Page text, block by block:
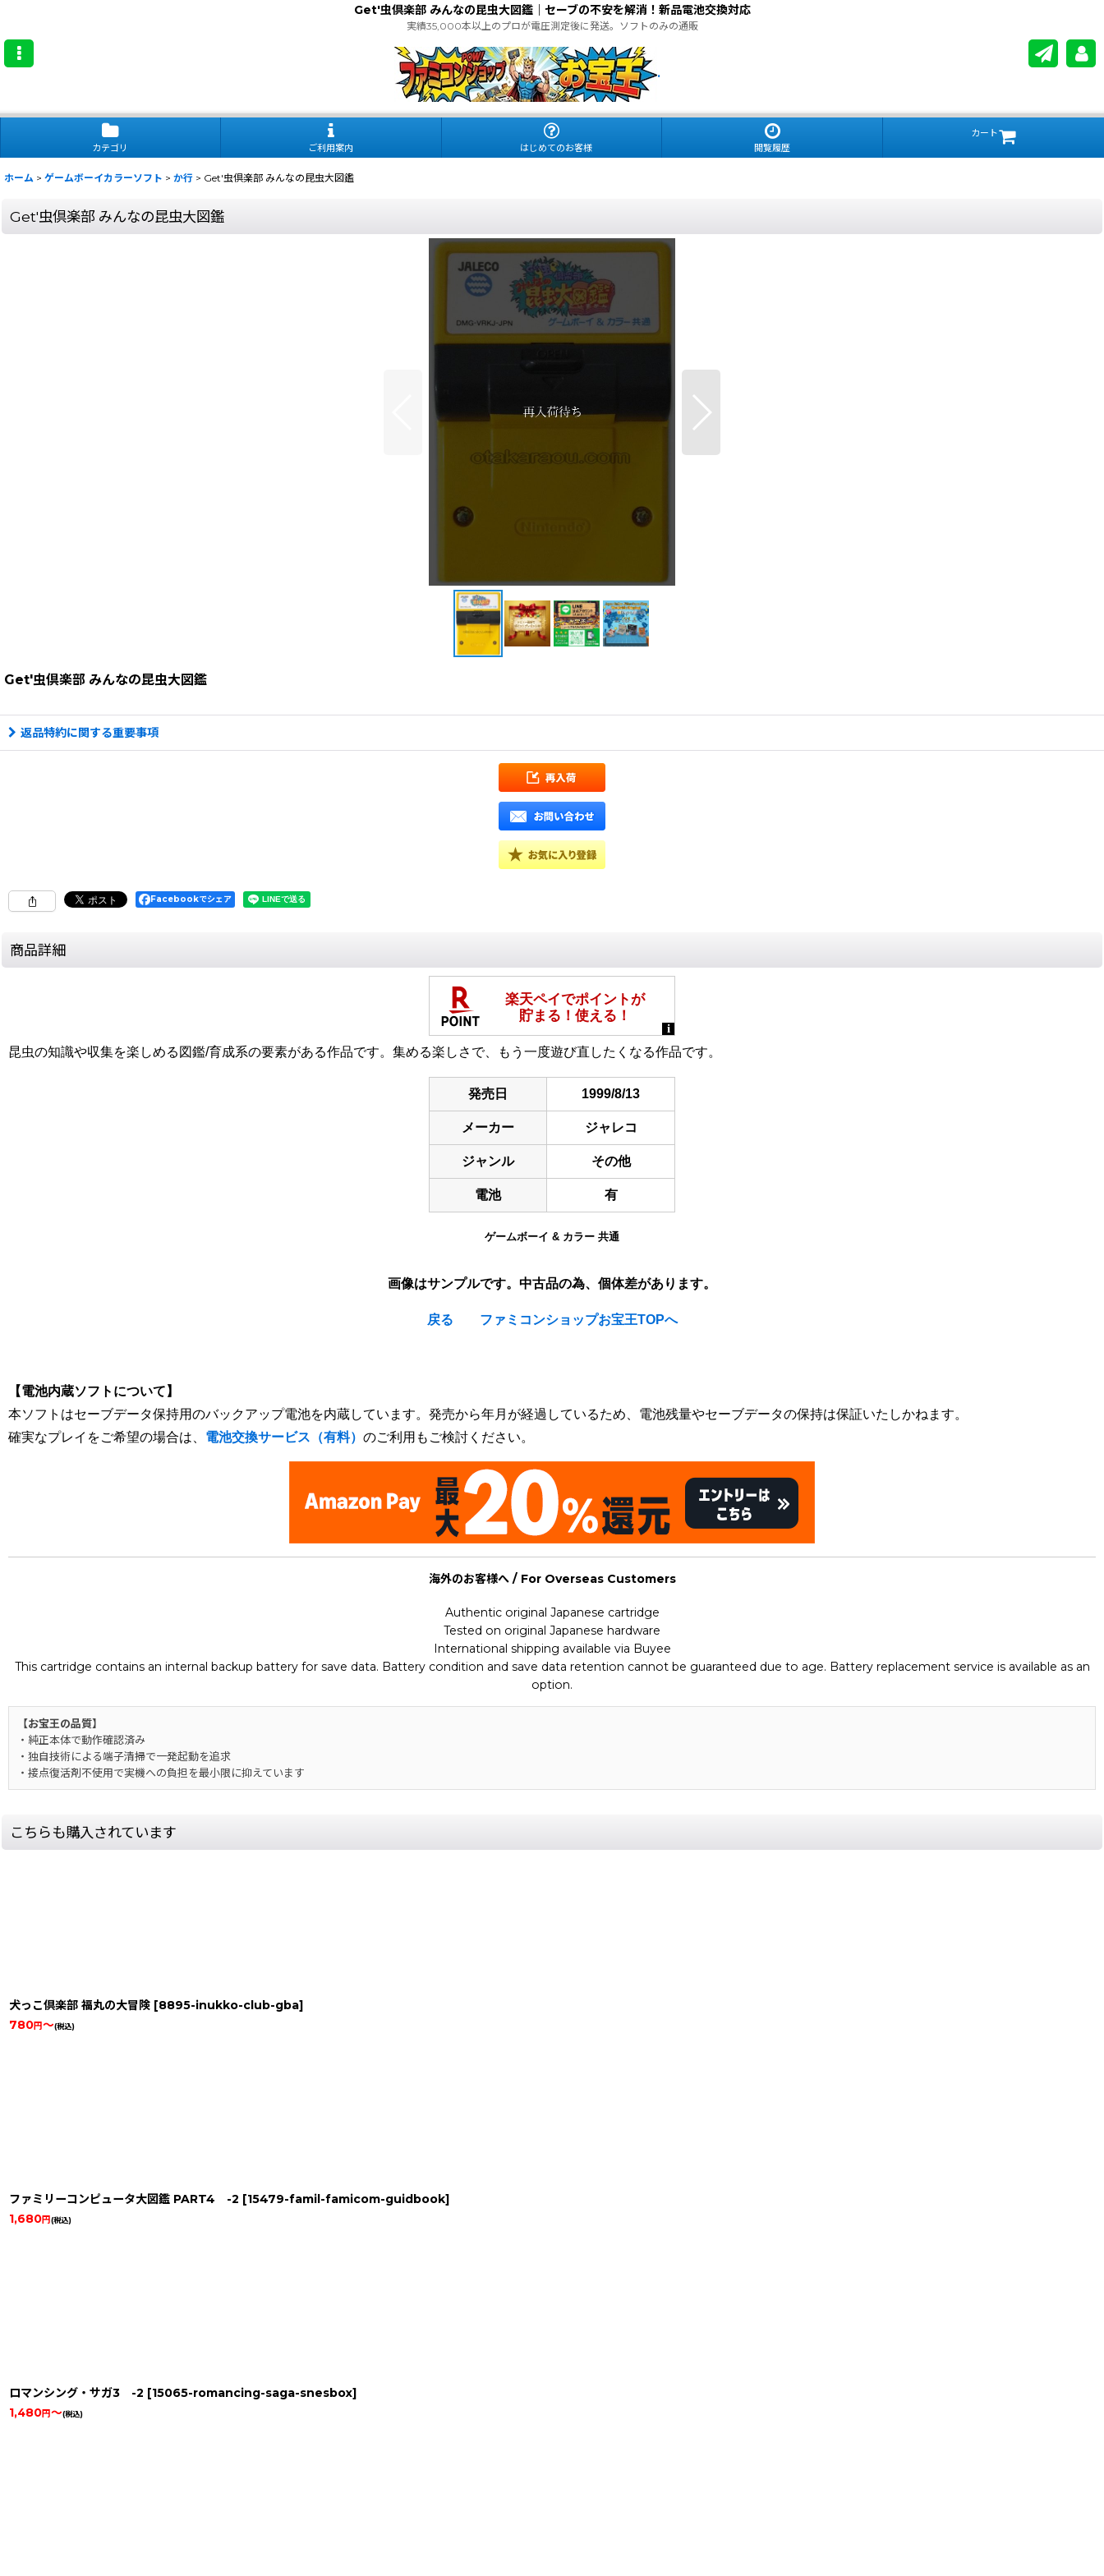
Get'虫倶楽部 みんなの昆虫大図鑑｜セーブの不安を解消！新品電池交換対応
実績35,000本以上のプロが電圧測定後に発送。ソフトのみの通販
.
カテゴリ ご利用案内 はじめてのお客様 閲覧履歴
カート
ホーム > ゲームボーイカラーソフト > か行 > Get'虫倶楽部 みんなの昆虫大図鑑
Get'虫倶楽部 みんなの昆虫大図鑑
Get'虫倶楽部 みんなの昆虫大図鑑
返品特約に関する重要事項
Facebookでシェア
商品詳細
昆虫の知識や収集を楽しめる図鑑/育成系の要素がある作品です。集める楽しさで、もう一度遊び直したくなる作品です。
発売日 1999/8/13
メーカー ジャレコ
ジャンル その他
電池 有
ゲームボーイ & カラー 共通
画像はサンプルです。中古品の為、個体差があります。
戻る ファミコンショップお宝王TOPへ
【電池内蔵ソフトについて】
本ソフトはセーブデータ保持用のバックアップ電池を内蔵しています。発売から年月が経過しているため、電池残量やセーブデータの保持は保証いたしかねます。
確実なプレイをご希望の場合は、 電池交換サービス（有料） のご利用もご検討ください。
海外のお客様へ / For Overseas Customers
Authentic original Japanese cartridge
Tested on original Japanese hardware
International shipping available via Buyee
This cartridge contains an internal backup battery for save data. Battery condition and save data retention cannot be guaranteed due to age. Battery replacement service is available as an
option.
【お宝王の品質】
・純正本体で動作確認済み
・独自技術による端子清掃で一発起動を追求
・接点復活剤不使用で実機への負担を最小限に抑えています
こちらも購入されています
犬っこ倶楽部 福丸の大冒険 [8895-inukko-club-gba]
780円～(税込)
ファミリーコンピュータ大図鑑 PART4 -2 [15479-famil-famicom-guidbook]
1,680円(税込)
ロマンシング・サガ3 -2 [15065-romancing-saga-snesbox]
1,480円～(税込)